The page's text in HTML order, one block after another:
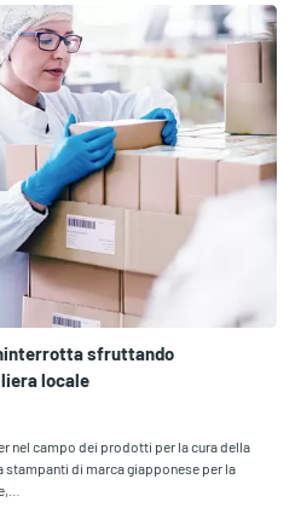
sfruttando
locale
nel campo dei prodotti per la cura della
stampanti di marca giapponese per la